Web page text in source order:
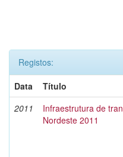
Registos:
Data
Título
2011
Infraestrutura de
Nordeste 2011